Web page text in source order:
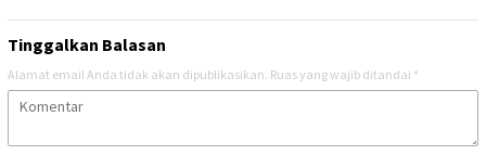
Tinggalkan Balasan
Alamat email Anda tidak akan dipublikasikan. Ruas yang wajib ditandai *